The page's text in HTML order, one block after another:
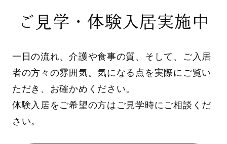
ご見学・体験入居実施中
一日の流れ、介護や食事の質、そして、ご入居
者の方々の雰囲気。気になる点を実際にご覧い
ただき、お確かめください。
体験入居をご希望の方はご見学時にご相談くだ
さい。